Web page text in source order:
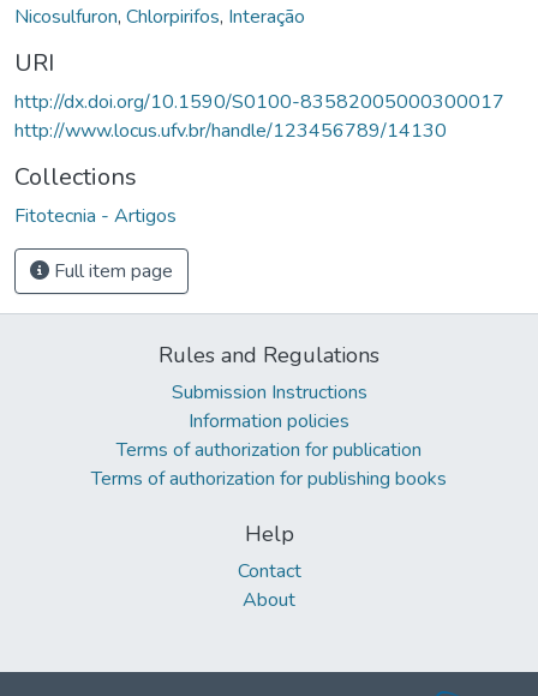
Nicosulfuron, Chlorpirifos, Interação
URI
http://dx.doi.org/10.1590/S0100-83582005000300017
http://www.locus.ufv.br/handle/123456789/14130
Collections
Fitotecnia - Artigos
Full item page
Rules and Regulations
Submission Instructions
Information policies
Terms of authorization for publication
Terms of authorization for publishing books
Help
Contact
About